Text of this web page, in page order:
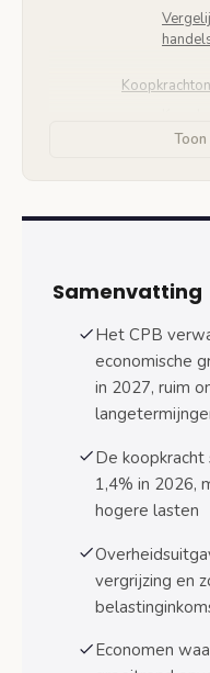
2027
herstel
Veelgestelde
ramingen
Samenvatting
Het CPB
economische
in 2027, ruim
De
1,4% in 2026,
hogere lasten
vergrijzing en
Economen